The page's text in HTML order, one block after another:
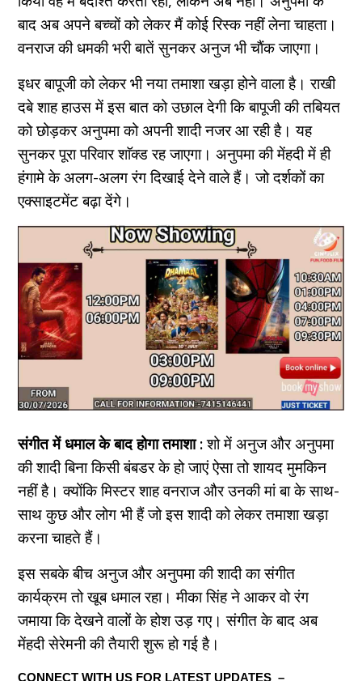
बाद अब अपने बच्चों को लेकर मैं कोई रिस्क नहीं लेना चाहता।
वनराज की धमकी भरी बातें सुनकर अनुज भी चाैंक जाएगा।
इधर बापूजी को लेकर भी नया तमाशा खड़ा होने वाला है। राखी
दबे शाह हाउस में इस बात को उछाल देगी कि बापूजी की तबियत
को छोड़कर अनुपमा को अपनी शादी नजर आ रही है। यह
सुनकर पूरा परिवार शाॅक्डरह जाएगा। अनुपमा की मेंहदी में ही
हंगामे के अलग-अलग रंग दिखाई देने वाले हैं। जो दर्शकों का
एक्साइटमेंट बढ़ा देंगे।
संगीत में धमाल के बाद होगा तमाशा : शो में अनुज और अनुपमा
की शादी बिना किसी बंबडर के हो जाएं ऐसा तो शायद मुमकिन
नहीं है। क्योंकि मिस्टर शाह वनराज और उनकी मां बा के साथ-
साथ कुछ और लोग भी हैं जो इस शादी को लेकर तमाशा खड़ा
करना चाहते हैं।
इस सबके बीच अनुज और अनुपमा की शादी का संगीत
कार्यक्रम तो खूब धमाल रहा। मीका सिंह ने आकर वो रंग
जमाया कि देखने वालों के होश उड़ गए। संगीत के बाद अब
मेंहदी सेरेमनी की तैयारी शुरू हो गई है।
CONNECT WITH US FOR LATEST UPDATES –